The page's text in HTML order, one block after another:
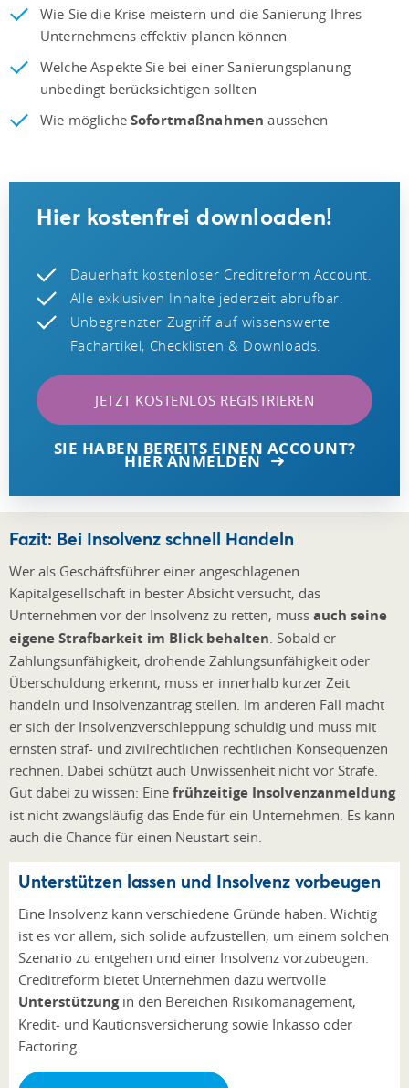
Wie Sie die Krise meistern und die Sanierung Ihres
Unternehmens effektiv planen können
Welche Aspekte Sie bei einer Sanierungsplanung
unbedingt berücksichtigen sollten
Wie mögliche Sofortmaßnahmenaussehen
Hier kostenfrei downloaden!
Dauerhaft kostenloser Creditreform Account.
Alle exklusiven Inhalte jederzeit abrufbar.
Unbegrenzter Zugriff auf wissenswerte
Fachartikel, Checklisten & Downloads.
JETZT KOSTENLOS REGISTRIEREN
SIE HABEN BEREITS EINEN ACCOUNT?
HIER ANMELDEN
Fazit: Bei Insolvenz schnell Handeln
Wer als Geschäftsführer einer angeschlagenen
Kapitalgesellschaft in bester Absicht versucht, das
Unternehmen vor der Insolvenz zu retten, muss auch seine
eigene Strafbarkeit im Blick behalten . Sobald er
Zahlungsunfähigkeit, drohende Zahlungsunfähigkeit oder
Überschuldung erkennt, muss er innerhalb kurzer Zeit
handeln und Insolvenzantrag stellen. Im anderen Fall macht
er sich der Insolvenzverschleppung schuldig und muss mit
ernsten straf- und zivilrechtlichen rechtlichen Konsequenzen
rechnen. Dabei schützt auch Unwissenheit nicht vor Strafe.
Gut dabei zu wissen: Eine frühzeitige Insolvenzanmeldung
ist nicht zwangsläufig das Ende für ein Unternehmen. Es kann
auch die Chance für einen Neustart sein.
Unterstützen lassen und Insolvenz vorbeugen
Eine Insolvenz kann verschiedene Gründe haben. Wichtig
ist es vor allem, sich solide aufzustellen, um einem solchen
Szenario zu entgehen und einer Insolvenz vorzubeugen.
Creditreform bietet Unternehmen dazu wertvolle
Unterstützungin den Bereichen Risikomanagement,
Kredit- und Kautionsversicherung sowie Inkasso oder
Factoring.